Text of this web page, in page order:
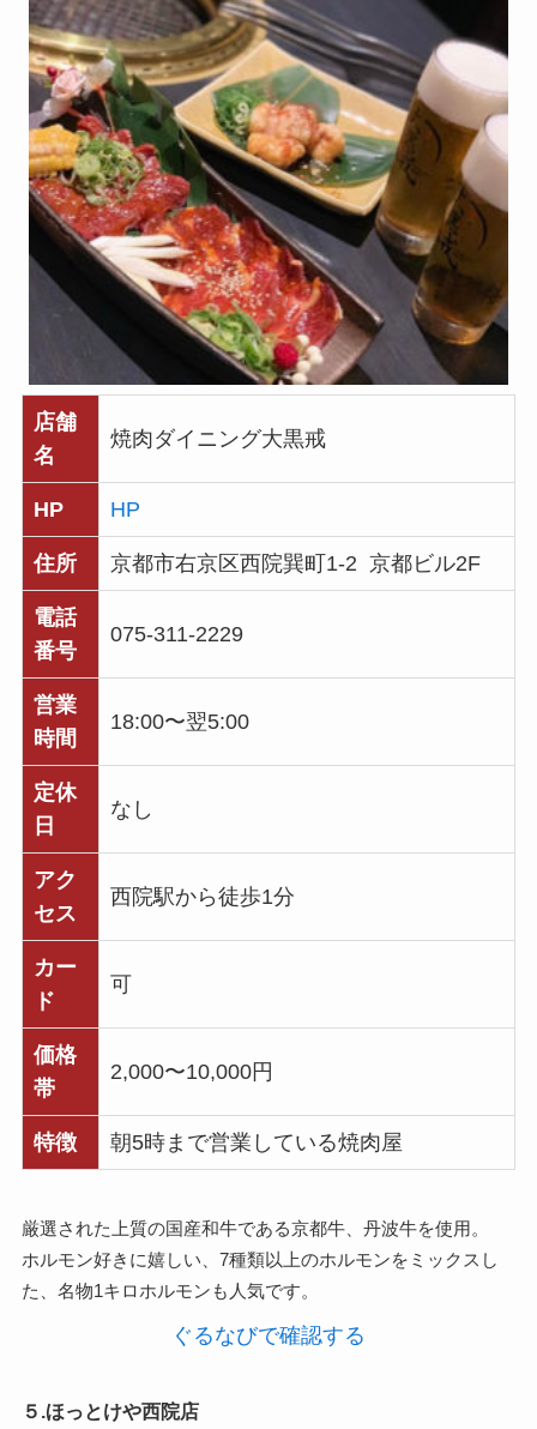
店舗
名
焼肉ダイニング大黒戒
HP HP
住所 京都市右京区西院巽町1-2 京都ビル2F
電話
番号
075-311-2229
営業
時間
18:00〜翌5:00
定休
日
なし
アク
セス
西院駅から徒歩1分
カー
ド
可
価格
帯
2,000〜10,000円
特徴 朝5時まで営業している焼肉屋
厳選された上質の国産和牛である京都牛、丹波牛を使用。
ホルモン好きに嬉しい、7種類以上のホルモンをミックスし
た、名物1キロホルモンも人気です。
ぐるなびで確認する
５.ほっとけや西院店